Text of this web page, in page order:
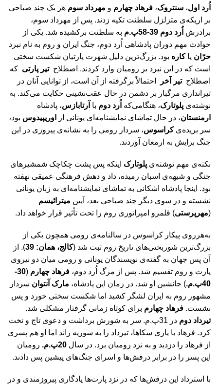
اُرد اول، سنتروک، فرهاد چهارم و مهرداد سوم هر یک چند صباحی
بر اریکه‌ی متزلزل سلطنت تکیه زدند. پس از مهرداد سوم،
برادرش اُرد دوم 39-58پ.م
به سلطنت برکشیده شد. یکی از
حوادث مهم دوران پادشاهی اُرد دوم، جنگ ایران و روم به نام نبرد
حرّان یاکاره بود. بزرگ‌ترین دلیل شهرت پارتیان شکست سختی
است که در این نبرد بر رومیان وارد کردند. اصطلاحتیر پارتی که
اصطلاح تیر آخر
احتمالاً برگرفته از آن است، از توانایی آنان در
تیراندازی مرگبار بر دشمن در حال عقب‌نشینی حکایت می‌کند. به
نوشته‌ی پلوتارک، هنگامی‌که اُرد دوم با آرتابازس، پادشاه
ارمنستان، در حال تماشای نمایشنامه‌ای یونانی از اوریپیدوس بود،
سر بریده‌یکراسوس، سردار رومی را به نشانه‌ی پیروزی در این
جنگ برایش به ارمغان آوردند.
نکته‌ی مهم نوشته‌ی پلوتارک اینکه پس پشت چکاچک شمشیرهای
جنگی و شیهه‌ی اسبان رمیده، داد و دهش فرهنگی عمیقی نهفته
بود. اینجا پادشاه اشکانی به تماشای نمایشنامه‌ای به زبان یونانی
نشسته و در سوی دیگر چند صباحی بعد، آیین میترائیسم
(مهرپرستی) قلمرو امپراتوری روم را تحت تأثیر قرار خواهد داد.
به‌هرروی پیکار کراسوس در سالنامه‌ی رومی همچون یکی از
بزرگ‌ترین شوربختی‌های تاریخ روم ثبت شد (کالج، همان: 39
). از
آن پس جهان به گفته‌ی نویسندگان یونانی و رومی میان دو نیروی
پارت و روم تقسیم شد. پس از مرگ اُرد دوم، فرهاد چهارم (
30-
40پ.م.
) جانشین او شد. در زمان این پادشاه، مارک آنتوان سردار
مشهور روم به ایران لشگر کشید اما شکست سختی خورد و پس
نشست. فرهاد چهارم برای کوتاه زمانی گرفتار مشکلی شد.
تیرداد دوم
در 31پ.م. سر به شورش برداشت و دعوی تاج و تخت
کرد. فرهاد با یاری سکاها، تیرداد را به سوریه راند اما او هم پسری
از فرهاد را دزدید و به نزد رومیان برد. در سال
رومیان
این پسر را در برابر درفش‌ها و اسرای جنگ‌های پیشین پس دادند.
با استرداد این درفش‌ها که در نزد پارت‌ها یادگاری پیروزمندی و در